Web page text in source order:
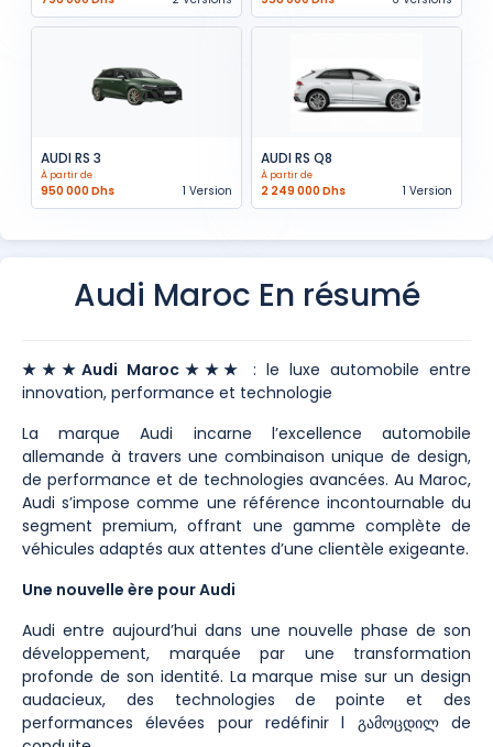
AUDI RS 3
À partir de
950 000 Dhs 1 Version
AUDI RS Q8
À partir de
2 249 000 Dhs 1 Version
Audi Maroc En résumé
★★★Audi Maroc★★★
: le luxe automobile entre
innovation, performance et technologie
La marque Audi incarne l’excellence automobile
allemande à travers une combinaison unique de design,
de performance et de technologies avancées. Au Maroc,
Audi s’impose comme une référence incontournable du
segment premium, offrant une gamme complète de
véhicules adaptés aux attentes d’une clientèle exigeante.
Une nouvelle ère pour Audi
Audi entre aujourd’hui dans une nouvelle phase de son
développement, marquée par une transformation
profonde de son identité. La marque mise sur un design
audacieux, des technologies de pointe et des
performances élevées pour redéfinir l გამოცდილ de